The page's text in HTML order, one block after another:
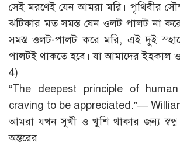
সেই মরণেই যেন আমরা মরি। পৃথিবীর
ঝটিকার মত সমস্ত যেন ওলট পালট না
সমস্ত ওলট-পালট করে মরি, এই দুই
পালটই থাকতে হবে। যা আমাদের ইহকাল
4)
“The deepest principle of
craving to be appreciated.”—
আমরা যখন সুখী ও খুশি থাকার জন্য
অন্তরের